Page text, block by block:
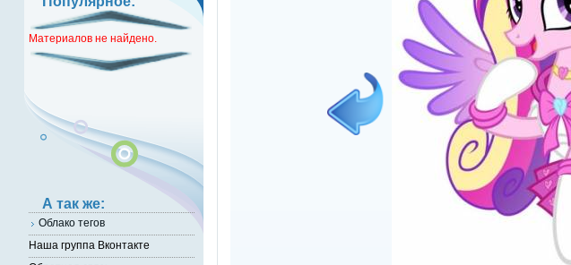
Материалов не найдено.
А так же:
Облако тегов
Наша группа Вконтакте